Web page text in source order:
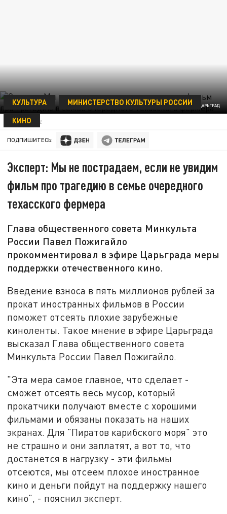
ФОТО: ЦАРЬГРАД
КУЛЬТУРА
МИНИСТЕРСТВО КУЛЬТУРЫ РОССИИ
КИНО
31 МАЯ 21:32
ПОДПИШИТЕСЬ:
Эксперт: Мы не пострадаем, если не увидим
фильм про трагедию в семье очередного
техасского фермера
Глава общественного совета Минкульта
России Павел Пожигайло
прокомментировал в эфире Царьграда меры
поддержки отечественного кино.
Введение взноса в пять миллионов рублей за
прокат иностранных фильмов в России
поможет отсеять плохие зарубежные
киноленты. Такое мнение в эфире Царьграда
высказал Глава общественного совета
Минкульта России Павел Пожигайло.
"Эта мера самое главное, что сделает -
сможет отсеять весь мусор, который
прокатчики получают вместе с хорошими
фильмами и обязаны показать на наших
экранах. Для "Пиратов карибского моря" это
не страшно и они заплатят, а вот то, что
достанется в нагрузку - эти фильмы
отсеются, мы отсеем плохое иностранное
кино и деньги пойдут на поддержку нашего
кино", - пояснил эксперт.